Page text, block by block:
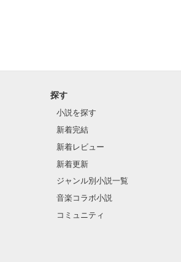
探す
小説を探す
新着完結
新着レビュー
新着更新
ジャンル別小説一覧
音楽コラボ小説
コミュニティ